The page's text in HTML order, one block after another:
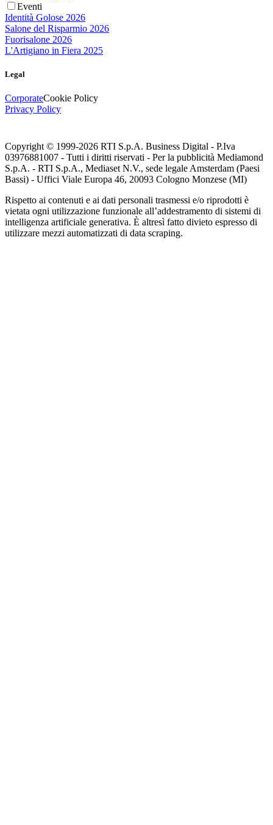
Eventi
Identità Golose 2026
Salone del Risparmio 2026
Fuorisalone 2026
L'Artigiano in Fiera 2025
Legal
CorporateCookie Policy
Privacy Policy
Copyright © 1999-2026 RTI S.p.A. Business Digital - P.Iva
03976881007 - Tutti i diritti riservati - Per la pubblicità Mediamond
S.p.A. - RTI S.p.A., Mediaset N.V., sede legale Amsterdam (Paesi
Bassi) - Uffici Viale Europa 46, 20093 Cologno Monzese (MI)
Rispetto ai contenuti e ai dati personali trasmessi e/o riprodotti è
vietata ogni utilizzazione funzionale all’addestramento di sistemi di
intelligenza artificiale generativa. È altresì fatto divieto espresso di
utilizzare mezzi automatizzati di data scraping.